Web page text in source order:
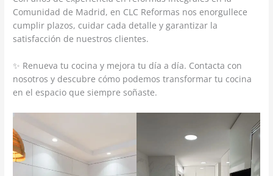
Comunidad de Madrid, en CLC Reformas nos enorgullece
cumplir plazos, cuidar cada detalle y garantizar la
satisfacción de nuestros clientes.
✨ Renueva tu cocina y mejora tu día a día. Contacta con
nosotros y descubre cómo podemos transformar tu cocina
en el espacio que siempre soñaste.